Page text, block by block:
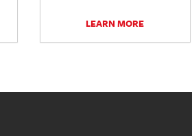
LEARN MORE